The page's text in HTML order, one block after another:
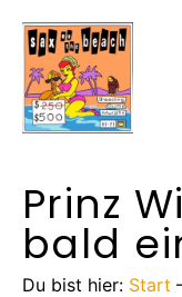
Prinz
bald
Du bist hier: Start